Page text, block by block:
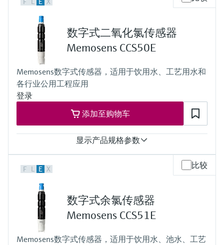
0.05 ... 2.5 mg/l PO4-P（钼蓝法）
0.05 ... 10 mg/l PO4-P（钼蓝法）
0.5 ... 20 mg/l PO4-P（钼钒法）
0.5 ... 50 mg/l PO4-P（钼钒法）
过程温度
4...40 °C (39.2...104 °F)
过程压力
在大气压下，小于0.2 bar
数字式二氧化氯传感器
Memosens CCS50E
Memosens数字式传感器，适用于饮用水、工艺用水和
各行业公用工程应用
登录
添加至购物车
显示产品规格参数
痕量：0...5 mg/l ClO2
标准：0...20 mg/l ClO2
高：0...200 mg/l ClO2
过程温度
+0...55°C (32...130°F)，不结冰
过程压力
1 bar (14.5 psi)
F L E X 比较
数字式余氯传感器
Memosens CCS51E
Memosens数字式传感器，适用于饮用水、池水、工艺